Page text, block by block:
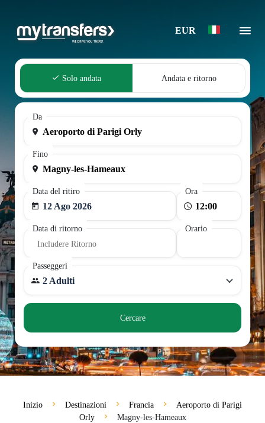
EUR
Solo andata Andata e ritorno
Da
Fino
Data del ritiro
12 Ago 2026
Ora
Data di ritorno
Includere Ritorno
Orario
Passeggeri
2 Adulti
Cercare
Inizio Destinazioni Francia
Aeroporto di Parigi
Orly
Magny-les-Hameaux